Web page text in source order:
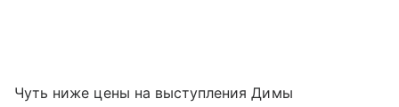
Чуть ниже цены на выступления Димы